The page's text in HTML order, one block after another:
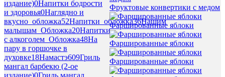
издание)0Напитки бодрости
и здоровья0Наглядно и
вкусно_обложка52Напитки_обложка36Нашим
малышам_Обложка20Напитки
с алкоголем_Обложка48На
пару в горшочке в
духовке18Намастэ609Гриль
мангал барбекю (2-ое
Фруктовые конвертики с медом
Фаршированные яблоки
Фаршированные яблоки
Фаршированные яблоки